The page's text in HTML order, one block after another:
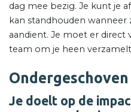
dag mee bezig. Je kunt je
kan standhouden wanneer
aandient. Je moet er direct
team om je heen
Je doelt op de